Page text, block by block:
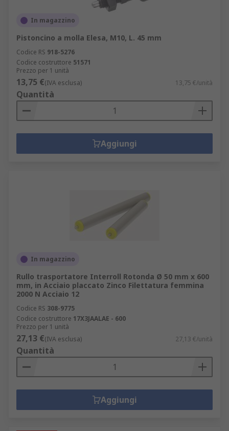
In magazzino
Pistoncino a molla Elesa, M10, L. 45 mm
Codice RS 918-5276
Codice costruttore 51571
Prezzo per 1 unità
13,75 €(IVA esclusa) 13,75 €/unità
Quantità
Aggiungi
In magazzino
Rullo trasportatore Interroll Rotonda Ø 50 mm x 600
mm, in Acciaio placcato Zinco Filettatura femmina
2000 N Acciaio 12
Codice RS 308-9775
Codice costruttore 17X3JAALAE - 600
Prezzo per 1 unità
27,13 €(IVA esclusa) 27,13 €/unità
Quantità
Aggiungi